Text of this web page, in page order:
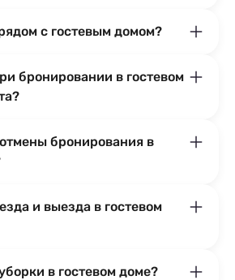
с гостевым домом?
бронировании в гостевом
бронирования в
и выезда в гостевом
в гостевом доме?